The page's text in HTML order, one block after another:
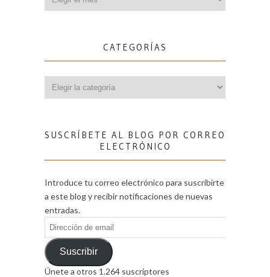
CATEGORÍAS
SUSCRÍBETE AL BLOG POR CORREO
ELECTRÓNICO
Introduce tu correo electrónico para suscribirte
a este blog y recibir notificaciones de nuevas
entradas.
Dirección
de
emailSuscribir
Únete a otros 1.264 suscriptores